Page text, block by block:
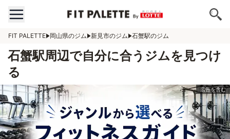
FIT PALETTE 岡山県のジム 新見市のジム 石蟹駅のジム
石蟹駅周辺で自分に合うジムを見つけ
る